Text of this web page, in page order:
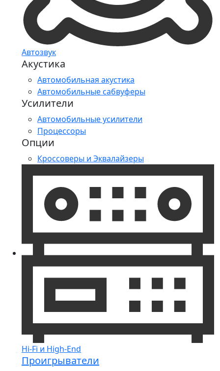
Автозвук
Акустика
Автомобильная акустика
Автомобильные сабвуферы
Усилители
Автомобильные усилители
Процессоры
Опции
Кроссоверы и Эквалайзеры
Hi-Fi и High-End
Проигрыватели